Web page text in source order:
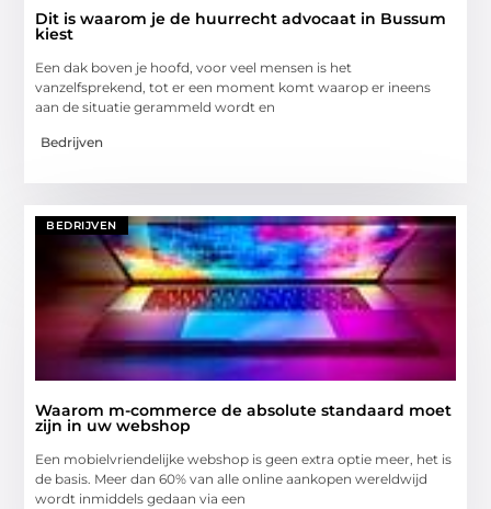
Dit is waarom je de huurrecht advocaat in Bussum
kiest
Een dak boven je hoofd, voor veel mensen is het
vanzelfsprekend, tot er een moment komt waarop er ineens
aan de situatie gerammeld wordt en
Bedrijven
BEDRIJVEN
Waarom m-commerce de absolute standaard moet
zijn in uw webshop
Een mobielvriendelijke webshop is geen extra optie meer, het is
de basis. Meer dan 60% van alle online aankopen wereldwijd
wordt inmiddels gedaan via een